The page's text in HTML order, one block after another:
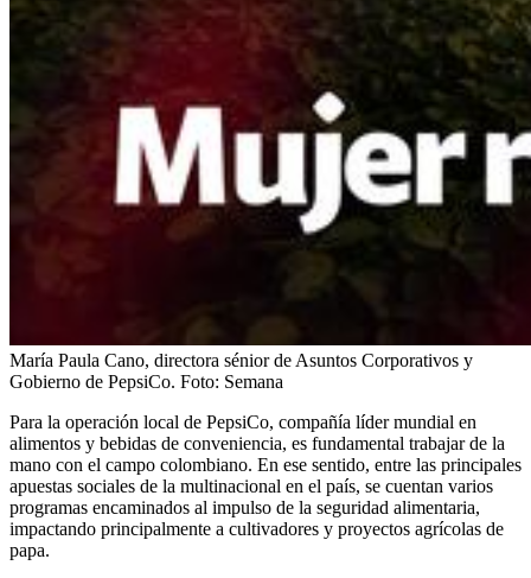
María Paula Cano, directora sénior de Asuntos Corporativos y
Gobierno de PepsiCo. Foto: Semana
Para la operación local de PepsiCo, compañía líder mundial en
alimentos y bebidas de conveniencia, es fundamental trabajar de la
mano con el campo colombiano. En ese sentido, entre las principales
apuestas sociales de la multinacional en el país, se cuentan varios
programas encaminados al impulso de la seguridad alimentaria,
impactando principalmente a cultivadores y proyectos agrícolas de
papa.